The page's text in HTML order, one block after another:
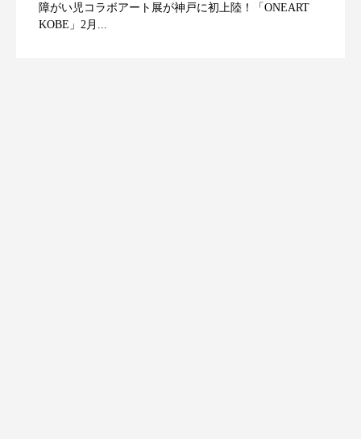
障がい児コラボアート展が神戸に初上陸！「ONEART
KOBE」2月...